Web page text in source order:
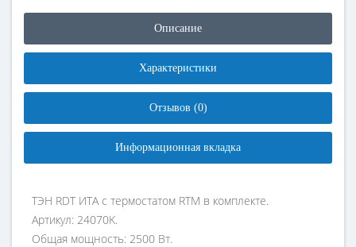
Описание
Характеристики
Отзывов (0)
Информационная вкладка
ТЭН RDT ИТА с термостатом RTM в комплекте.
Артикул: 24070K.
Общая мощность: 2500 Вт.